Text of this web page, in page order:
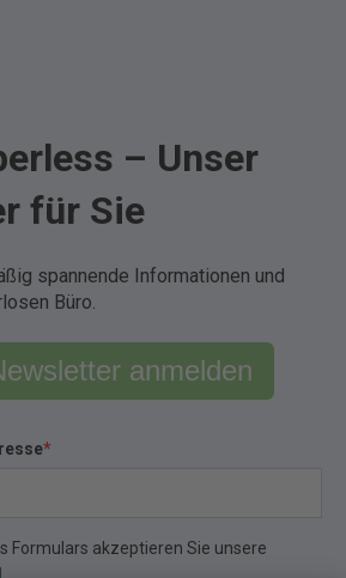
– Unser
für Sie
spannende Informationen und
Büro.
anmelden
*
Formulars akzeptieren Sie unsere